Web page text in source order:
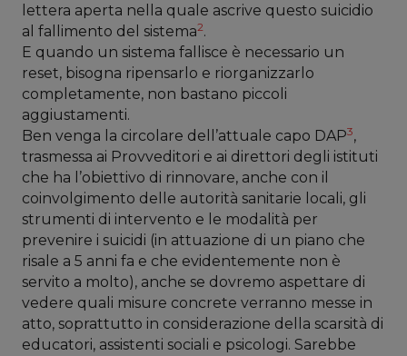
lettera aperta nella quale ascrive questo suicidio
al fallimento del sistema2.
E quando un sistema fallisce è necessario un
reset, bisogna ripensarlo e riorganizzarlo
completamente, non bastano piccoli
aggiustamenti.
Ben venga la circolare dell’attuale capo DAP3,
trasmessa ai Provveditori e ai direttori degli istituti
che ha l’obiettivo di rinnovare, anche con il
coinvolgimento delle autorità sanitarie locali, gli
strumenti di intervento e le modalità per
prevenire i suicidi (in attuazione di un piano che
risale a 5 anni fa e che evidentemente non è
servito a molto), anche se dovremo aspettare di
vedere quali misure concrete verranno messe in
atto, soprattutto in considerazione della scarsità di
educatori, assistenti sociali e psicologi. Sarebbe